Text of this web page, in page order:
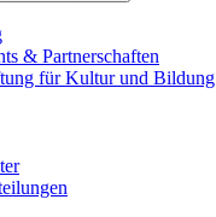
& Partnerschaften
für Kultur und Bildung